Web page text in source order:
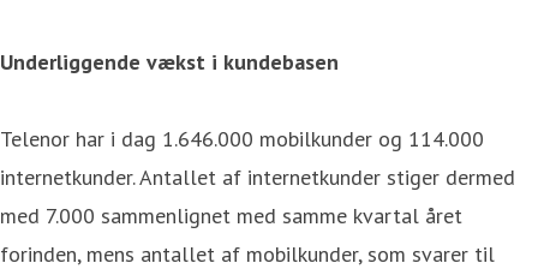
Underliggende vækst i kundebasen
Telenor har i dag 1.646.000 mobilkunder og 114.000
internetkunder. Antallet af internetkunder stiger dermed
med 7.000 sammenlignet med samme kvartal året
forinden, mens antallet af mobilkunder, som svarer til